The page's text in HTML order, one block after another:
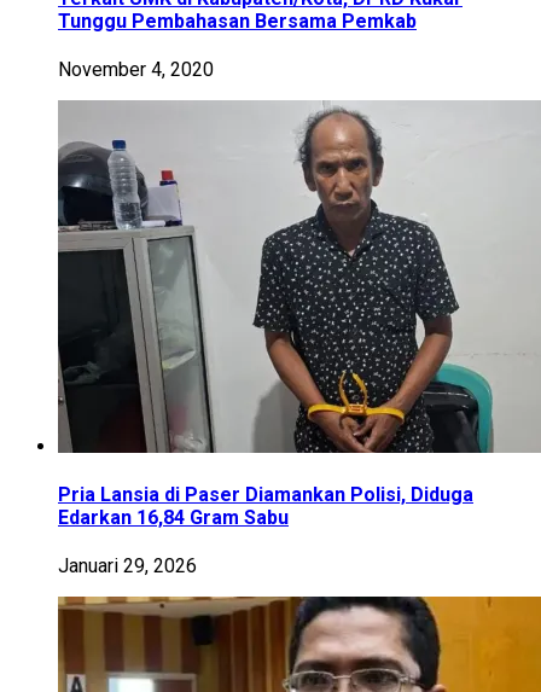
Tunggu Pembahasan Bersama Pemkab
November 4, 2020
Pria Lansia di Paser Diamankan Polisi, Diduga
Edarkan 16,84 Gram Sabu
Januari 29, 2026